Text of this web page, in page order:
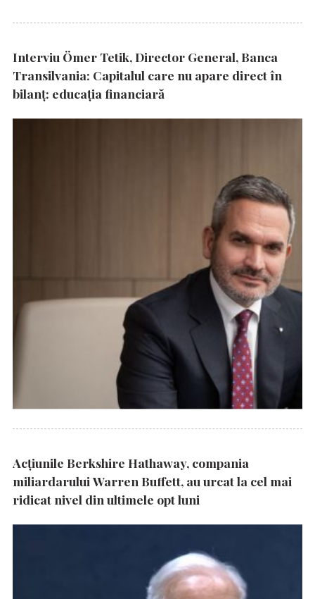
Interviu Ömer Tetik, Director General, Banca
Transilvania: Capitalul care nu apare direct în
bilanț: educația financiară
Acțiunile Berkshire Hathaway, compania
miliardarului Warren Buffett, au urcat la cel mai
ridicat nivel din ultimele opt luni